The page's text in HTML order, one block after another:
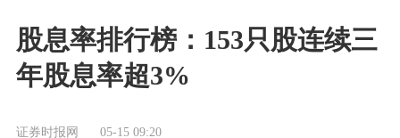
股息率排行榜：153只股连续三
年股息率超3%
证券时报网 05-15 09:20